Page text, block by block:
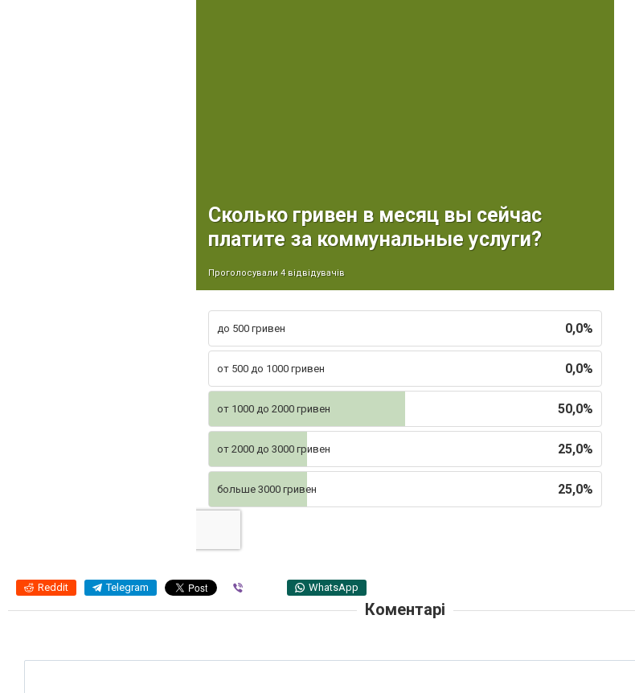
Сколько гривен в месяц вы сейчас
платите за коммунальные услуги?
Проголосували 4 відвідувачів
0,0%
до 500 гривен
0,0%
от 500 до 1000 гривен
50,0%
от 1000 до 2000 гривен
25,0%
от 2000 до 3000 гривен
25,0%
больше 3000 гривен
Reddit Telegram WhatsApp
Коментарі